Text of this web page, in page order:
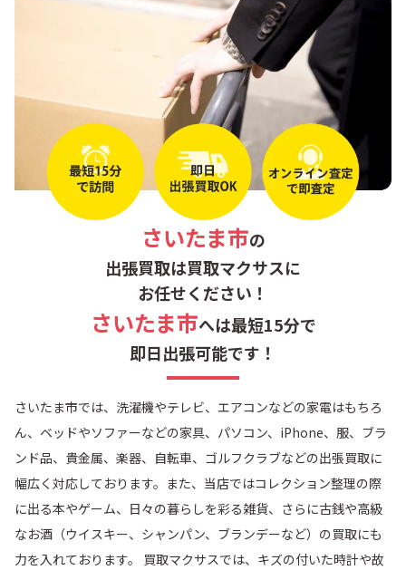
さいたま市の
出張買取は買取マクサスに
お任せください！
さいたま市へは最短15分で
即日出張可能です！
さいたま市では、洗濯機やテレビ、エアコンなどの家電はもちろ
ん、ベッドやソファーなどの家具、パソコン、iPhone、服、ブラ
ンド品、貴金属、楽器、自転車、ゴルフクラブなどの出張買取に
幅広く対応しております。また、当店ではコレクション整理の際
に出る本やゲーム、日々の暮らしを彩る雑貨、さらに古銭や高級
なお酒（ウイスキー、シャンパン、ブランデーなど）の買取にも
力を入れております。 買取マクサスでは、キズの付いた時計や故